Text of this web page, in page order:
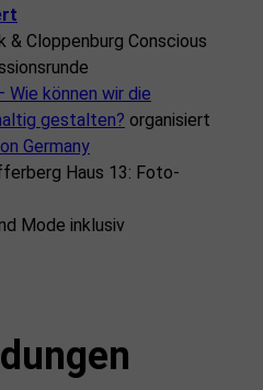
& Cloppenburg Conscious
Wie können wir die
gestalten? organisiert
Germany
Haus 13: Foto-
Mode inklusiv